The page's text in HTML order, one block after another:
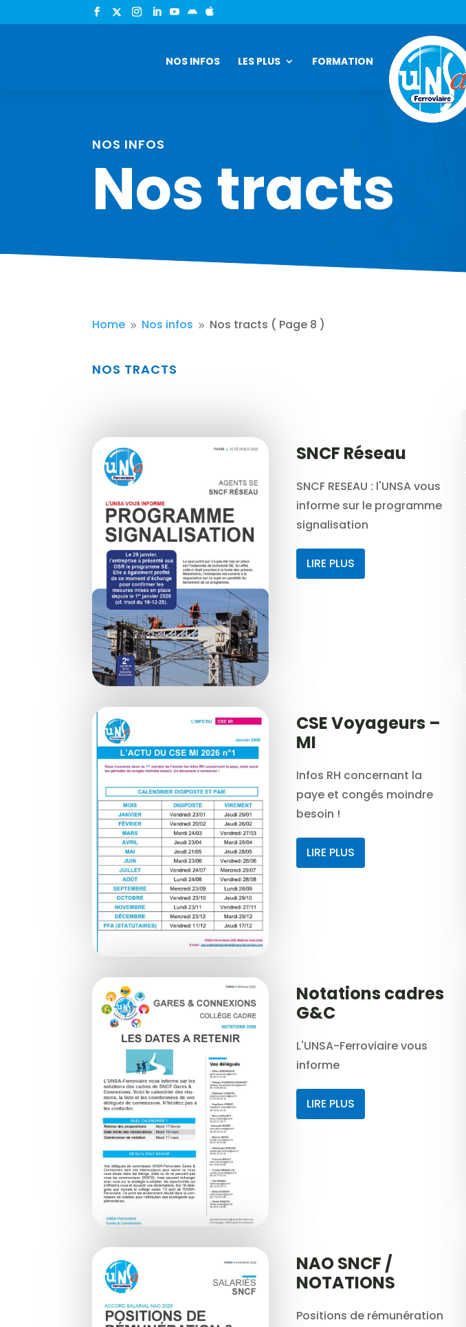
 
NOS INFOS LES PLUS FORMATION
NOS INFOS
Nos tracts
Home 9 Nos infos 9 Nos tracts ( Page 8 )
NOS TRACTS
SNCF Réseau
SNCF RESEAU : l'UNSA vous
informe sur le programme
signalisation
LIRE PLUS
CSE Voyageurs –
MI
Infos RH concernant la
paye et congés moindre
besoin !
LIRE PLUS
Notations cadres
G&C
L'UNSA-Ferroviaire vous
informe
LIRE PLUS
NAO SNCF /
NOTATIONS
Positions de rémunération